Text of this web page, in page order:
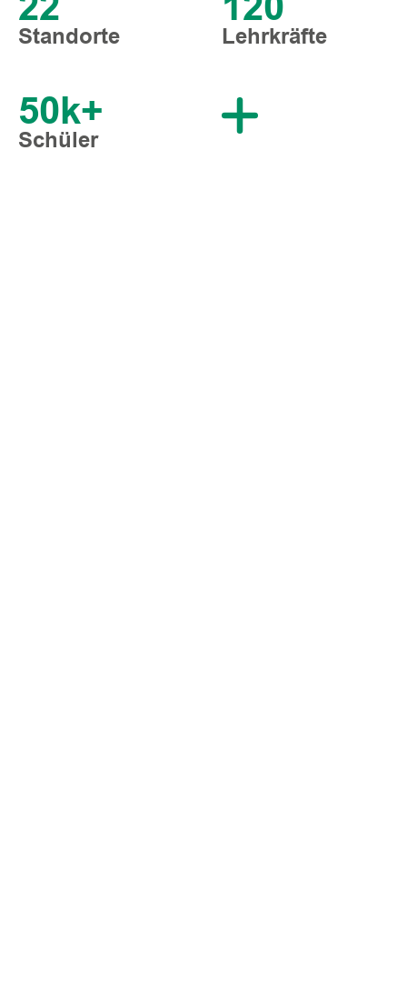
Standorte Lehrkräfte
50k+
Schüler